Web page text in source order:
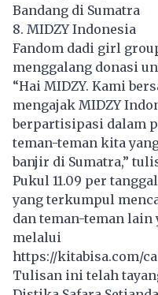
Bandang di Sumatra
8. MIDZY Indonesia
Fandom dadi girl
menggalang donasi
“Hai MIDZY. Kami
mengajak MIDZY
berpartisipasi dalam
teman-teman kita
banjir di Sumatra,”
Pukul 11.09 per
yang terkumpul
dan teman-teman
melalui
https://kitabisa.com/
Tulisan ini telah